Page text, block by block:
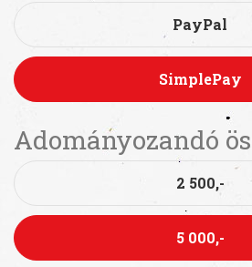
PayPal
SimplePay
Adományozandó
2 500,-
5 000,-